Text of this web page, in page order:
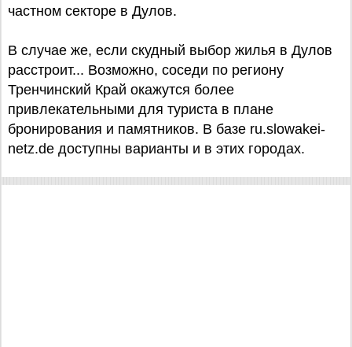
частном секторе в Дулов.
В случае же, если скудный выбор жилья в Дулов
расстроит... Возможно, соседи по региону
Тренчинский Край окажутся более
привлекательными для туриста в плане
бронирования и памятников. В базе ru.slowakei-
netz.de доступны варианты и в этих городах.